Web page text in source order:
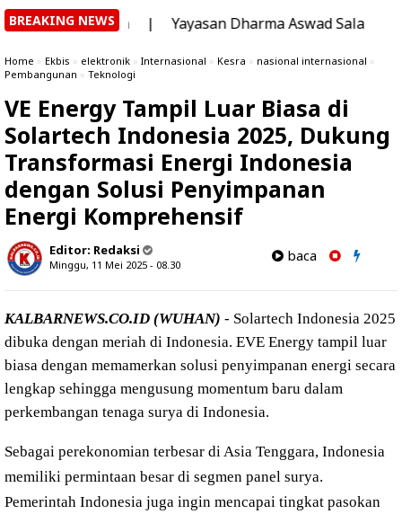
BREAKING NEWS
| Yayasan Dharma Aswad Salam Matangkan
Home » Ekbis » elektronik » Internasional » Kesra » nasional internasional »
Pembangunan » Teknologi
VE Energy Tampil Luar Biasa di
Solartech Indonesia 2025, Dukung
Transformasi Energi Indonesia
dengan Solusi Penyimpanan
Energi Komprehensif
Editor: Redaksi
Minggu, 11 Mei 2025 - 08.30
baca
KALBARNEWS.CO.ID (WUHAN) - Solartech Indonesia 2025
dibuka dengan meriah di Indonesia. EVE Energy tampil luar
biasa dengan memamerkan solusi penyimpanan energi secara
lengkap sehingga mengusung momentum baru dalam
perkembangan tenaga surya di Indonesia.
Sebagai perekonomian terbesar di Asia Tenggara, Indonesia
memiliki permintaan besar di segmen panel surya.
Pemerintah Indonesia juga ingin mencapai tingkat pasokan